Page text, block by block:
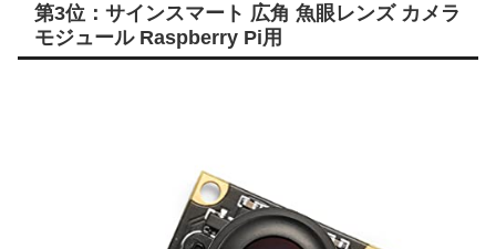
第3位：サインスマート 広角 魚眼レンズ カメラ
モジュール Raspberry Pi用